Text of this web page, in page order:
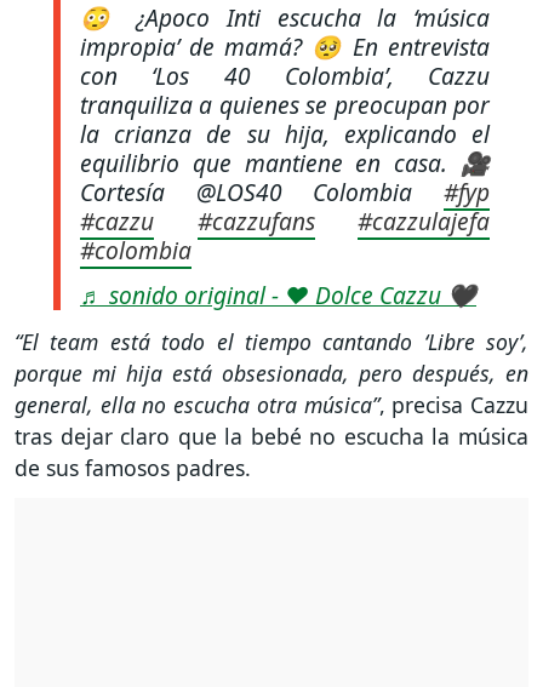
😳 ¿Apoco Inti escucha la ‘música
impropia’ de mamá? 🥺 En entrevista
con ‘Los 40 Colombia’, Cazzu
tranquiliza a quienes se preocupan por
la crianza de su hija, explicando el
equilibrio que mantiene en casa. 🎥
Cortesía @LOS40 Colombia #fyp
#cazzu
#cazzufans
#cazzulajefa
#colombia
♬ sonido original - ❤️ Dolce Cazzu 🖤
“El team está todo el tiempo cantando ‘Libre soy’,
porque mi hija está obsesionada, pero después, en
general, ella no escucha otra música”, precisa Cazzu
tras dejar claro que la bebé no escucha la música
de sus famosos padres.